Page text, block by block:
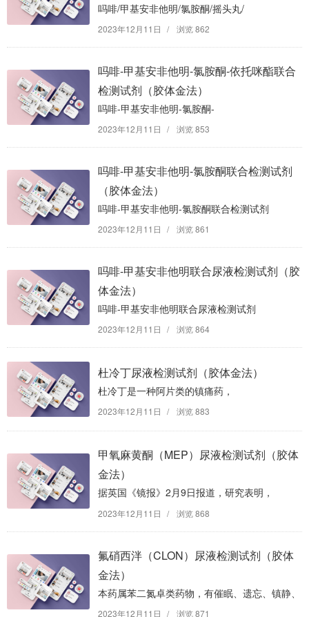
吗啡/甲基安非他明/氯胺酮/摇头丸/
大麻联合检测试剂（胶体金法）
2023年12月11日 / 浏览 862
吗啡-甲基安非他明-氯胺酮-依托咪酯联合
检测试剂（胶体金法）
吗啡-甲基安非他明-氯胺酮-
依托咪酯联合检测试剂（胶体金法）
2023年12月11日 / 浏览 853
吗啡-甲基安非他明-氯胺酮联合检测试剂
（胶体金法）
吗啡-甲基安非他明-氯胺酮联合检测试剂
（胶体金法）
2023年12月11日 / 浏览 861
吗啡-甲基安非他明联合尿液检测试剂（胶
体金法）
吗啡-甲基安非他明联合尿液检测试剂
（胶体金法）
2023年12月11日 / 浏览 864
杜冷丁尿液检测试剂（胶体金法）
杜冷丁是一种阿片类的镇痛药，
它本身能够激动阿片受体，
但是效率大约是吗啡的1/8-1/10，
和吗啡在同等剂量下可以产生同样的镇痛、
镇静和呼吸抑制的作用。杜冷...
2023年12月11日 / 浏览 883
甲氧麻黄酮（MEP）尿液检测试剂（胶体
金法）
据英国《镜报》2月9日报道，研究表明，
新型兴奋剂甲氧麻黄酮(mephedrone)
吸食者身上甚至会散发出类似猫尿的奇怪气味。
据悉，甲氧麻黄酮...
2023年12月11日 / 浏览 868
氟硝西泮（CLON）尿液检测试剂（胶体
金法）
本药属苯二氮卓类药物，有催眠、遗忘、镇静、
抗焦虑、肌肉松弛和抗惊厥作用，
2023年12月11日 / 浏览 871